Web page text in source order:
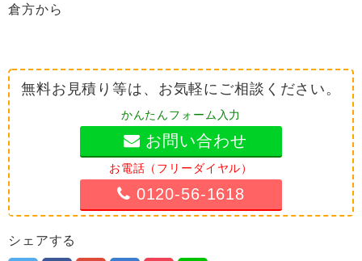
倉方から
無料お見積り等は、お気軽にご相談ください。
かんたんフォーム入力
お問い合わせ
お電話（フリーダイヤル）
0120-56-1618
シェアする